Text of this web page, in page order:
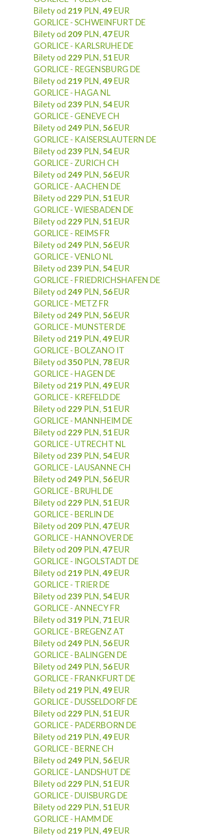
Bilety od 219 PLN,49EUR
GORLICE - SCHWEINFURT DE
Bilety od 209 PLN,47EUR
GORLICE - KARLSRUHE DE
Bilety od 229 PLN, 51 EUR
GORLICE - REGENSBURG DE
Bilety od 219 PLN,49EUR
GORLICE - HAGA NL
Bilety od 239 PLN, 54EUR
GORLICE - GENEVE CH
Bilety od 249 PLN, 56EUR
GORLICE - KAISERSLAUTERN DE
Bilety od 239 PLN, 54EUR
GORLICE - ZURICH CH
Bilety od 249 PLN, 56EUR
GORLICE - AACHEN DE
Bilety od 229 PLN, 51 EUR
GORLICE - WIESBADEN DE
Bilety od 229 PLN, 51 EUR
GORLICE - REIMS FR
Bilety od 249 PLN, 56EUR
GORLICE - VENLO NL
Bilety od 239 PLN, 54EUR
GORLICE - FRIEDRICHSHAFEN DE
Bilety od 249 PLN, 56EUR
GORLICE - METZ FR
Bilety od 249 PLN, 56EUR
GORLICE - MUNSTER DE
Bilety od 219 PLN,49EUR
GORLICE - BOLZANO IT
Bilety od350 PLN, 78EUR
GORLICE - HAGEN DE
Bilety od 219 PLN,49EUR
GORLICE - KREFELD DE
Bilety od 229 PLN, 51 EUR
GORLICE - MANNHEIM DE
Bilety od 229 PLN, 51 EUR
GORLICE - UTRECHT NL
Bilety od 239 PLN, 54EUR
GORLICE - LAUSANNE CH
Bilety od 249 PLN, 56EUR
GORLICE - BRUHL DE
Bilety od 229 PLN, 51 EUR
GORLICE - BERLIN DE
Bilety od 209 PLN,47EUR
GORLICE - HANNOVER DE
Bilety od 209 PLN,47EUR
GORLICE - INGOLSTADT DE
Bilety od 219 PLN,49EUR
GORLICE - TRIER DE
Bilety od 239 PLN, 54EUR
GORLICE - ANNECY FR
Bilety od319 PLN, 71 EUR
GORLICE - BREGENZ AT
Bilety od 249 PLN, 56EUR
GORLICE - BALINGEN DE
Bilety od 249 PLN, 56EUR
GORLICE - FRANKFURT DE
Bilety od 219 PLN,49EUR
GORLICE - DUSSELDORF DE
Bilety od 229 PLN, 51 EUR
GORLICE - PADERBORN DE
Bilety od 219 PLN,49EUR
GORLICE - BERNE CH
Bilety od 249 PLN, 56EUR
GORLICE - LANDSHUT DE
Bilety od 229 PLN, 51 EUR
GORLICE - DUISBURG DE
Bilety od 229 PLN, 51 EUR
GORLICE - HAMM DE
Bilety od 219 PLN,49EUR